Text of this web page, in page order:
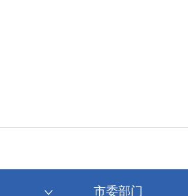
市委部门